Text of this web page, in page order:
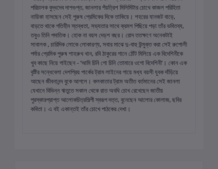
পরিচালক বুদ্ধদেব দাশগুপ্ত, জানলার পঁয়ত্রিশ মিলিমিটার চোখে কাজল পরিহিতা
নায়িকা হাসছেন সেই পুরুষ প্রেমিকের দিকে তাকিয়ে। শহরের যানজট বাড়ে,
বাড়তে থাকে গতিহীন স্তব্ধতা, সভ্যতার সাথে ক্রমশ পিছিয়ে পড়া তাঁর ভবিতব্য,
তবুও তিনি পদাতিক। হোক না বয়স দেড়শ বছর। রোদ ততক্ষণে অনেকটাই
সাবালক , চারিদিক লোকে লোকারণ্য, সবার মাঝে দু-বাহু উন্মুক্ত করা সেই রুপোলী
পর্দার প্রেমিক পুরুষ শাহরুখ খান, রবি ঠাকুরের গানে ঠোঁট মিলিয়ে এক বিদেশিনীকে
খুব কাছে নিয়ে গাইছেন - ‘আমি চিনি গো চিনি তোমারে ওগো বিদেশিনী’। কোন এক
বৃষ্টির সন্ধেবেলা দেশপ্রিয় পার্কের ট্রাম লাইনের গায়ে মধ্য বয়সী যুবক দাঁড়িয়ে
আছেন জীবনানন্দ বুকে আগলে। কলকাতার ট্রাম অতীত বর্তমানের সেই জানলা
যেখানে বিভিন্ন ঋতুতে সকাল থেকে রাত অবধি চোখ রেখেছেন জাতীয়
পুরস্কারপ্রাপ্ত আলোকচিত্রশিল্পী স্বরূপ দত্ত, বুনেছেন আলোর কোলাজ, ছবির
কবিতা। এ বই একান্তই তাঁর চোখে পাঠকের দেখা।